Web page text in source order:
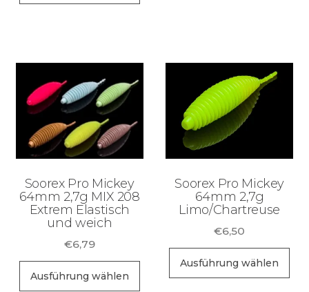
Optionen
können
Produktseite
gewählt
Soorex Pro Mickey
64mm 2,7g MIX 208
Extrem Elastisch
und weich
€6,79
Ausführung wählen
Dieses
Soorex Pro Mickey
64mm 2,7g
Limo/Chartreuse
€6,50
Ausführung wählen